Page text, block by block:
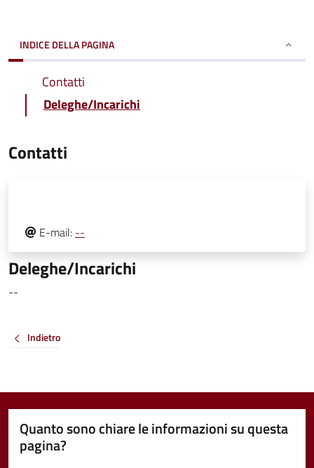
INDICE DELLA PAGINA
Contatti
Deleghe/Incarichi
Contatti
E-mail: --
Deleghe/Incarichi
--
Indietro
Quanto sono chiare le informazioni su questa
pagina?